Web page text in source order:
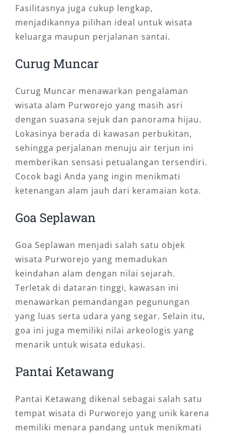
Fasilitasnya juga cukup lengkap,
menjadikannya pilihan ideal untuk wisata
keluarga maupun perjalanan santai.
Curug Muncar
Curug Muncar menawarkan pengalaman
wisata alam Purworejo yang masih asri
dengan suasana sejuk dan panorama hijau.
Lokasinya berada di kawasan perbukitan,
sehingga perjalanan menuju air terjun ini
memberikan sensasi petualangan tersendiri.
Cocok bagi Anda yang ingin menikmati
ketenangan alam jauh dari keramaian kota.
Goa Seplawan
Goa Seplawan menjadi salah satu objek
wisata Purworejo yang memadukan
keindahan alam dengan nilai sejarah.
Terletak di dataran tinggi, kawasan ini
menawarkan pemandangan pegunungan
yang luas serta udara yang segar. Selain itu,
goa ini juga memiliki nilai arkeologis yang
menarik untuk wisata edukasi.
Pantai Ketawang
Pantai Ketawang dikenal sebagai salah satu
tempat wisata di Purworejo yang unik karena
memiliki menara pandang untuk menikmati